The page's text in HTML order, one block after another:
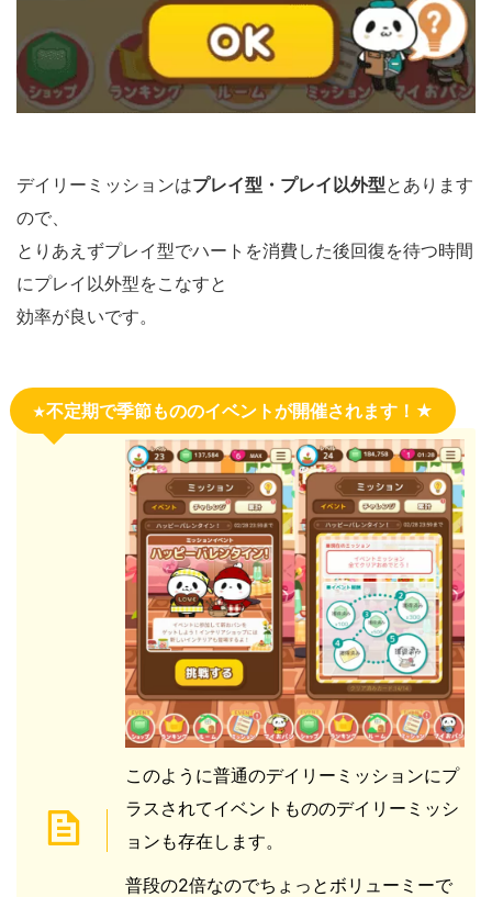
デイリーミッションはプレイ型・プレイ以外型とあります
ので、
とりあえずプレイ型でハートを消費した後回復を待つ時間
にプレイ以外型をこなすと
効率が良いです。
★不定期で季節もののイベントが開催されます！★
このように普通のデイリーミッションにプ
ラスされてイベントもののデイリーミッシ
ョンも存在します。
普段の2倍なのでちょっとボリューミーで